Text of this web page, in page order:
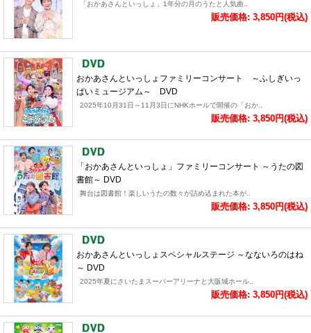
「おかあさんといっしょ」1年分の月のうたと人気曲..
販売価格: 3,850円(税込)
おかあさんといっしょファミリーコンサート ～ふしぎいっ
ぱいミュージアム～ DVD
2025年10月31日～11月3日にNHKホールで開催の「おか..
販売価格: 3,850円(税込)
「おかあさんといっしょ」ファミリーコンサート ～うたの図
書館～ DVD
舞台は図書館！楽しいうたの数々が詰め込まれた本が..
販売価格: 3,850円(税込)
おかあさんといっしょスペシャルステージ ～なないろのはね
～ DVD
2025年夏にさいたまスーパーアリーナと大阪城ホール..
販売価格: 3,850円(税込)